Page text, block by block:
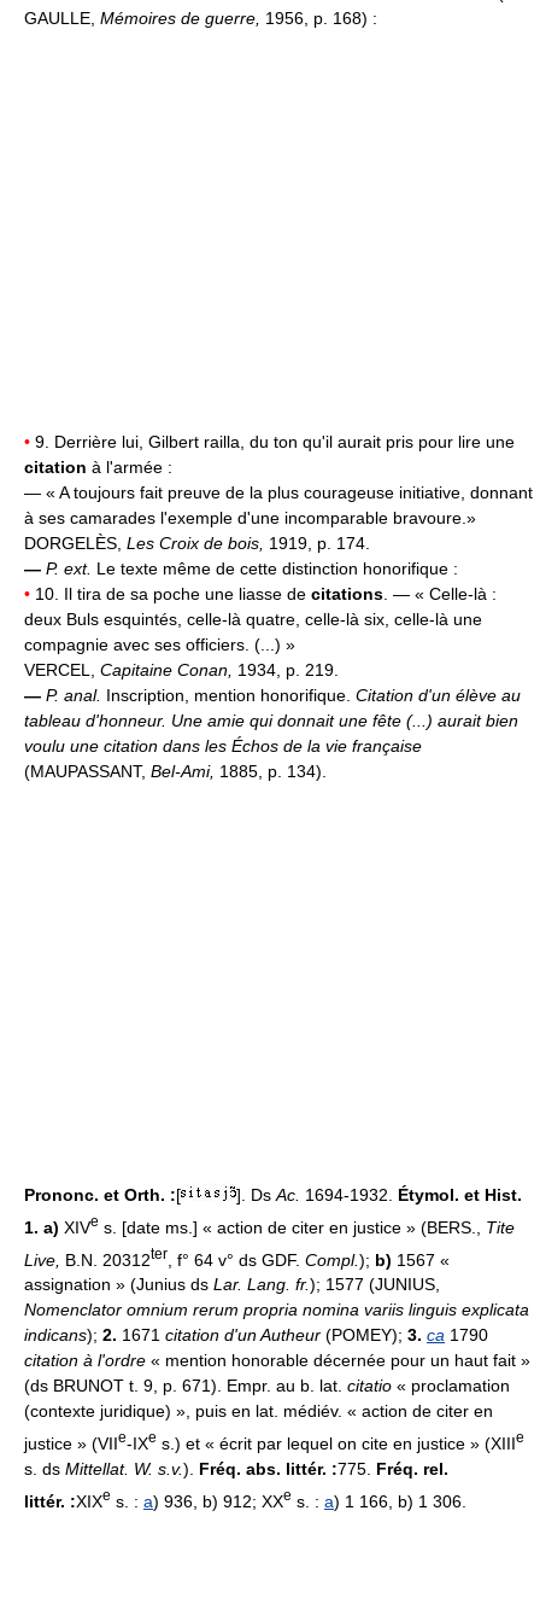
GAULLE, Mémoires de guerre, 1956, p. 168) :
• 9. Derrière lui, Gilbert railla, du ton qu'il aurait pris pour lire une
citation à l'armée :
— « A toujours fait preuve de la plus courageuse initiative, donnant
à ses camarades l'exemple d'une incomparable bravoure.»
DORGELÈS, Les Croix de bois, 1919, p. 174.
— P. ext. Le texte même de cette distinction honorifique :
• 10. Il tira de sa poche une liasse de citations . — « Celle-là :
deux Buls esquintés, celle-là quatre, celle-là six, celle-là une
compagnie avec ses officiers. (...) »
VERCEL, Capitaine Conan, 1934, p. 219.
— P. anal. Inscription, mention honorifique. Citation d'un élève au
tableau d'honneur. Une amie qui donnait une fête (...) aurait bien
voulu une citation dans les Échos de la vie française
(MAUPASSANT, Bel-Ami, 1885, p. 134).
Prononc. et Orth. :[ ]. Ds Ac. 1694-1932. Étymol. et Hist.
1. a) XIVe s. [date ms.] « action de citer en justice » (BERS., Tite
Live, B.N. 20312ter , f° 64 v° ds GDF. Compl.); b) 1567 «
assignation » (Junius ds Lar. Lang. fr.); 1577 (JUNIUS,
Nomenclator omnium rerum propria nomina variis linguis explicata
indicans); 2. 1671 citation d'un Autheur (POMEY); 3. ca 1790
citation à l'ordre « mention honorable décernée pour un haut fait »
(ds BRUNOT t. 9, p. 671). Empr. au b. lat. citatio « proclamation
(contexte juridique) », puis en lat. médiév. « action de citer en
justice » (VIIe-IXe s.) et « écrit par lequel on cite en justice » (XIIIe
s. ds Mittellat. W. s.v.). Fréq. abs. littér. :775. Fréq. rel.
littér. :XIXe s. : a) 936, b) 912; XXe s. : a) 1 166, b) 1 306.